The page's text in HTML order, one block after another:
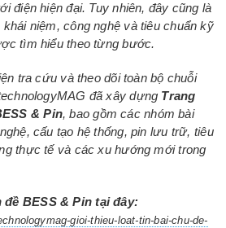
điện hiện đại. Tuy nhiên, đây cũng là
niệm, công nghệ và tiêu chuẩn kỹ
tìm hiểu theo từng bước.
tra cứu và theo dõi toàn bộ chuỗi
đã xây dựng Trang
& Pin, bao gồm các nhóm bài
cấu tạo hệ thống, pin lưu trữ, tiêu
thực tế và các xu hướng mới trong
BESS & Pin tại đây:
gioi-thieu-loat-tin-bai-chu-de-